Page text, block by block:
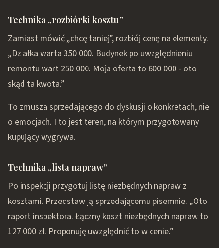
Technika „rozbiórki kosztu”
Zamiast mówić „chcę taniej”, rozbiój cenę na elementy.
„Działka warta 350 000. Budynek po uwzględnieniu
remontu wart 250 000. Moja oferta to 600 000 - oto
skąd ta kwota.”
To zmusza sprzedającego do dyskusji o konkretach, nie
o emocjach. I to jest teren, na którym przygotowany
kupujący wygrywa.
Technika „lista napraw”
Po inspekcji przygotuj listę niezbędnych napraw z
kosztami. Przedstaw ją sprzedającemu pisemnie. „Oto
raport inspektora. Łączny koszt niezbędnych napraw to
127 000 zł. Proponuję uwzględnić to w cenie.”